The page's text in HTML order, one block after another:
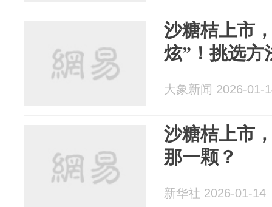
沙糖桔上市
炫”！挑选方
大象新闻 2026-01-
沙糖桔上市
那一颗？
新华社 2026-01-14